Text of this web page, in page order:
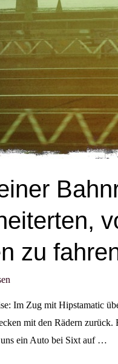
zu
Im Zug mit Hipstamatic
mit den Rädern
ein Auto bei Sixt auf …